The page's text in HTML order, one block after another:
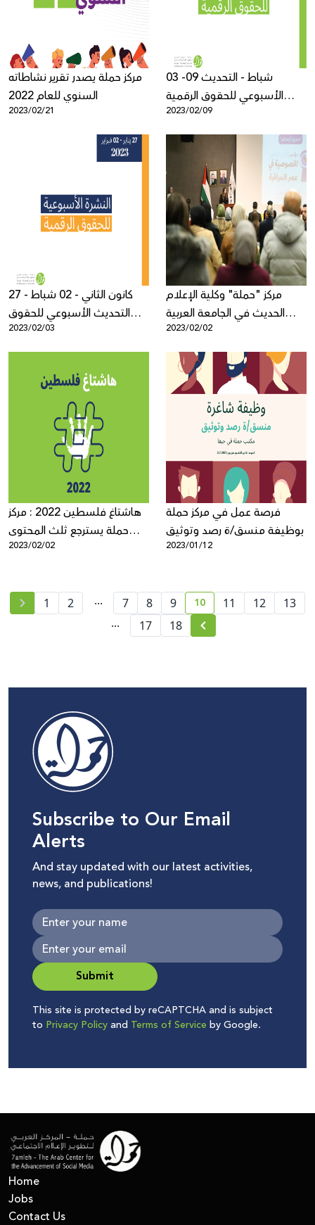
مركز حملة يصدر تقرير نشاطاته
السنوي للعام 2022
2023/02/21
03 -09 شباط - التحديث
الأسبوعي للحقوق الرقمية
الفلسطينية
2023/02/09
27 كانون الثاني - 02 شباط -
التحديث الأسبوعي للحقوق
الرقمية الفلسطينية
2023/02/03
مركز "حملة" وكلية الإعلام
الحديث في الجامعة العربية
الامريكية تنظمان مؤتمر
"الأمان الرقمي: الخصوصية في
عصر المراقبة" بحضور ست
جامعات فلسطينية
2023/02/02
هاشتاغ فلسطين 2022 : مركز
حملة يسترجع ثلث المحتوى
الفلسطيني المحذوف عن
2023/02/02
فرصة عمل في مركز حملة
بوظيفة منسق/ة رصد وتوثيق
2023/01/12
1 2 ... 7 8 9 current page number
10 11 12
13
...
17 18
Subscribe to Our Email
Alerts
And stay updated with our latest activities,
news, and publications!
Submit
This site is protected by reCAPTCHA and is subject
to Privacy Policyand Terms of Service by Google.
Home
Jobs
Contact Us